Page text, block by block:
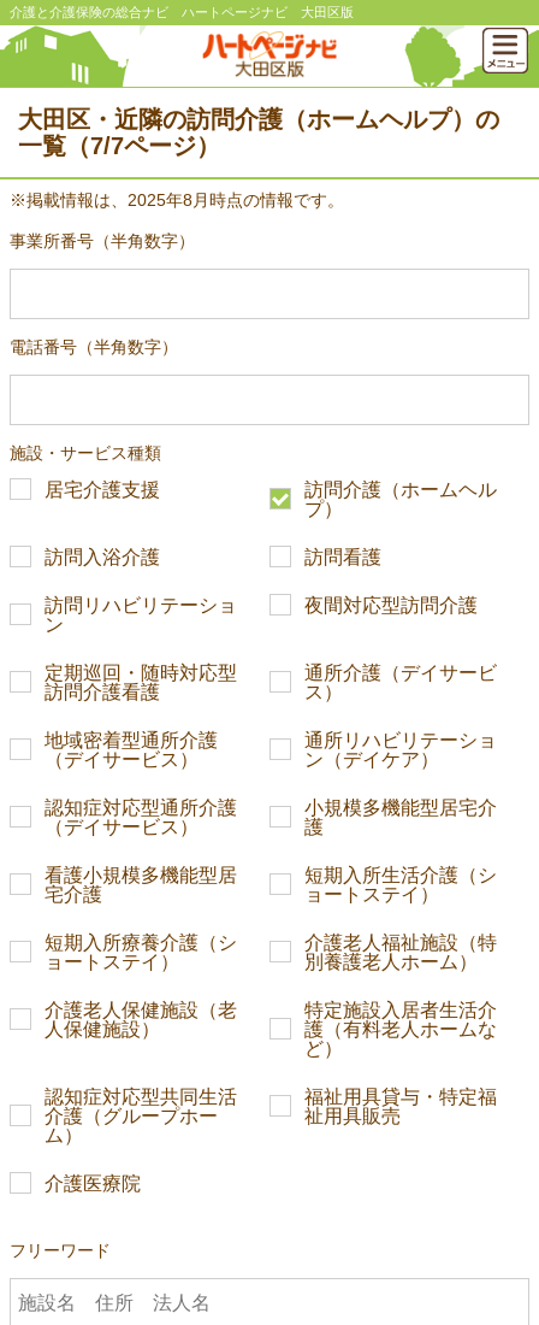
介護と介護保険の総合ナビ ハートページナビ 大田区版
大田区・近隣の訪問介護（ホームヘルプ）の
一覧（7/7ページ）
※掲載情報は、2025年8月時点の情報です。
事業所番号（半角数字）
電話番号（半角数字）
施設・サービス種類
居宅介護支援
訪問介護（ホームヘル
プ）
訪問入浴介護 訪問看護
訪問リハビリテーショ
ン
夜間対応型訪問介護
定期巡回・随時対応型
訪問介護看護
通所介護（デイサービ
ス）
地域密着型通所介護
（デイサービス）
通所リハビリテーショ
ン（デイケア）
認知症対応型通所介護
（デイサービス）
小規模多機能型居宅介
護
看護小規模多機能型居
宅介護
短期入所生活介護（シ
ョートステイ）
短期入所療養介護（シ
ョートステイ）
介護老人福祉施設（特
別養護老人ホーム）
介護老人保健施設（老
人保健施設）
特定施設入居者生活介
護（有料老人ホームな
ど）
認知症対応型共同生活
介護（グループホー
ム）
福祉用具貸与・特定福
祉用具販売
介護医療院
フリーワード